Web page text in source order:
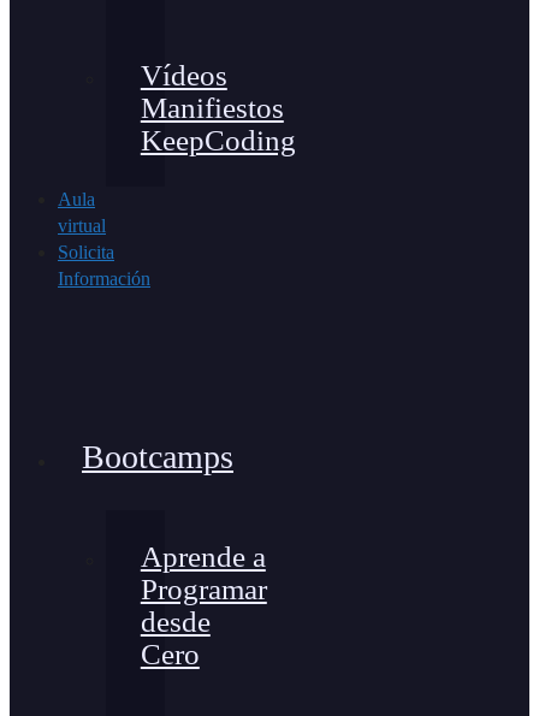
Vídeos
Manifiestos
KeepCoding
Aula
virtual
Solicita
Información
Bootcamps
Aprende a
Programar
desde
Cero